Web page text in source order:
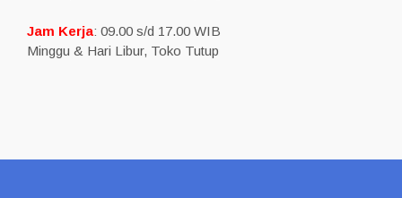
Jam Kerja: 09.00 s/d 17.00 WIB
Minggu & Hari Libur, Toko Tutup